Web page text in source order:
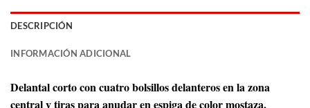
DESCRIPCIÓN
INFORMACIÓN ADICIONAL
Delantal corto con cuatro bolsillos delanteros en la zona
central y tiras para anudar en espiga de color mostaza.